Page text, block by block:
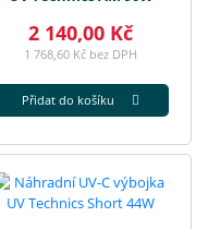
2 140,00 Kč
1 768,60 Kč bez DPH
Přidat do košíku